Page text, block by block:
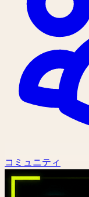
コミュニティ